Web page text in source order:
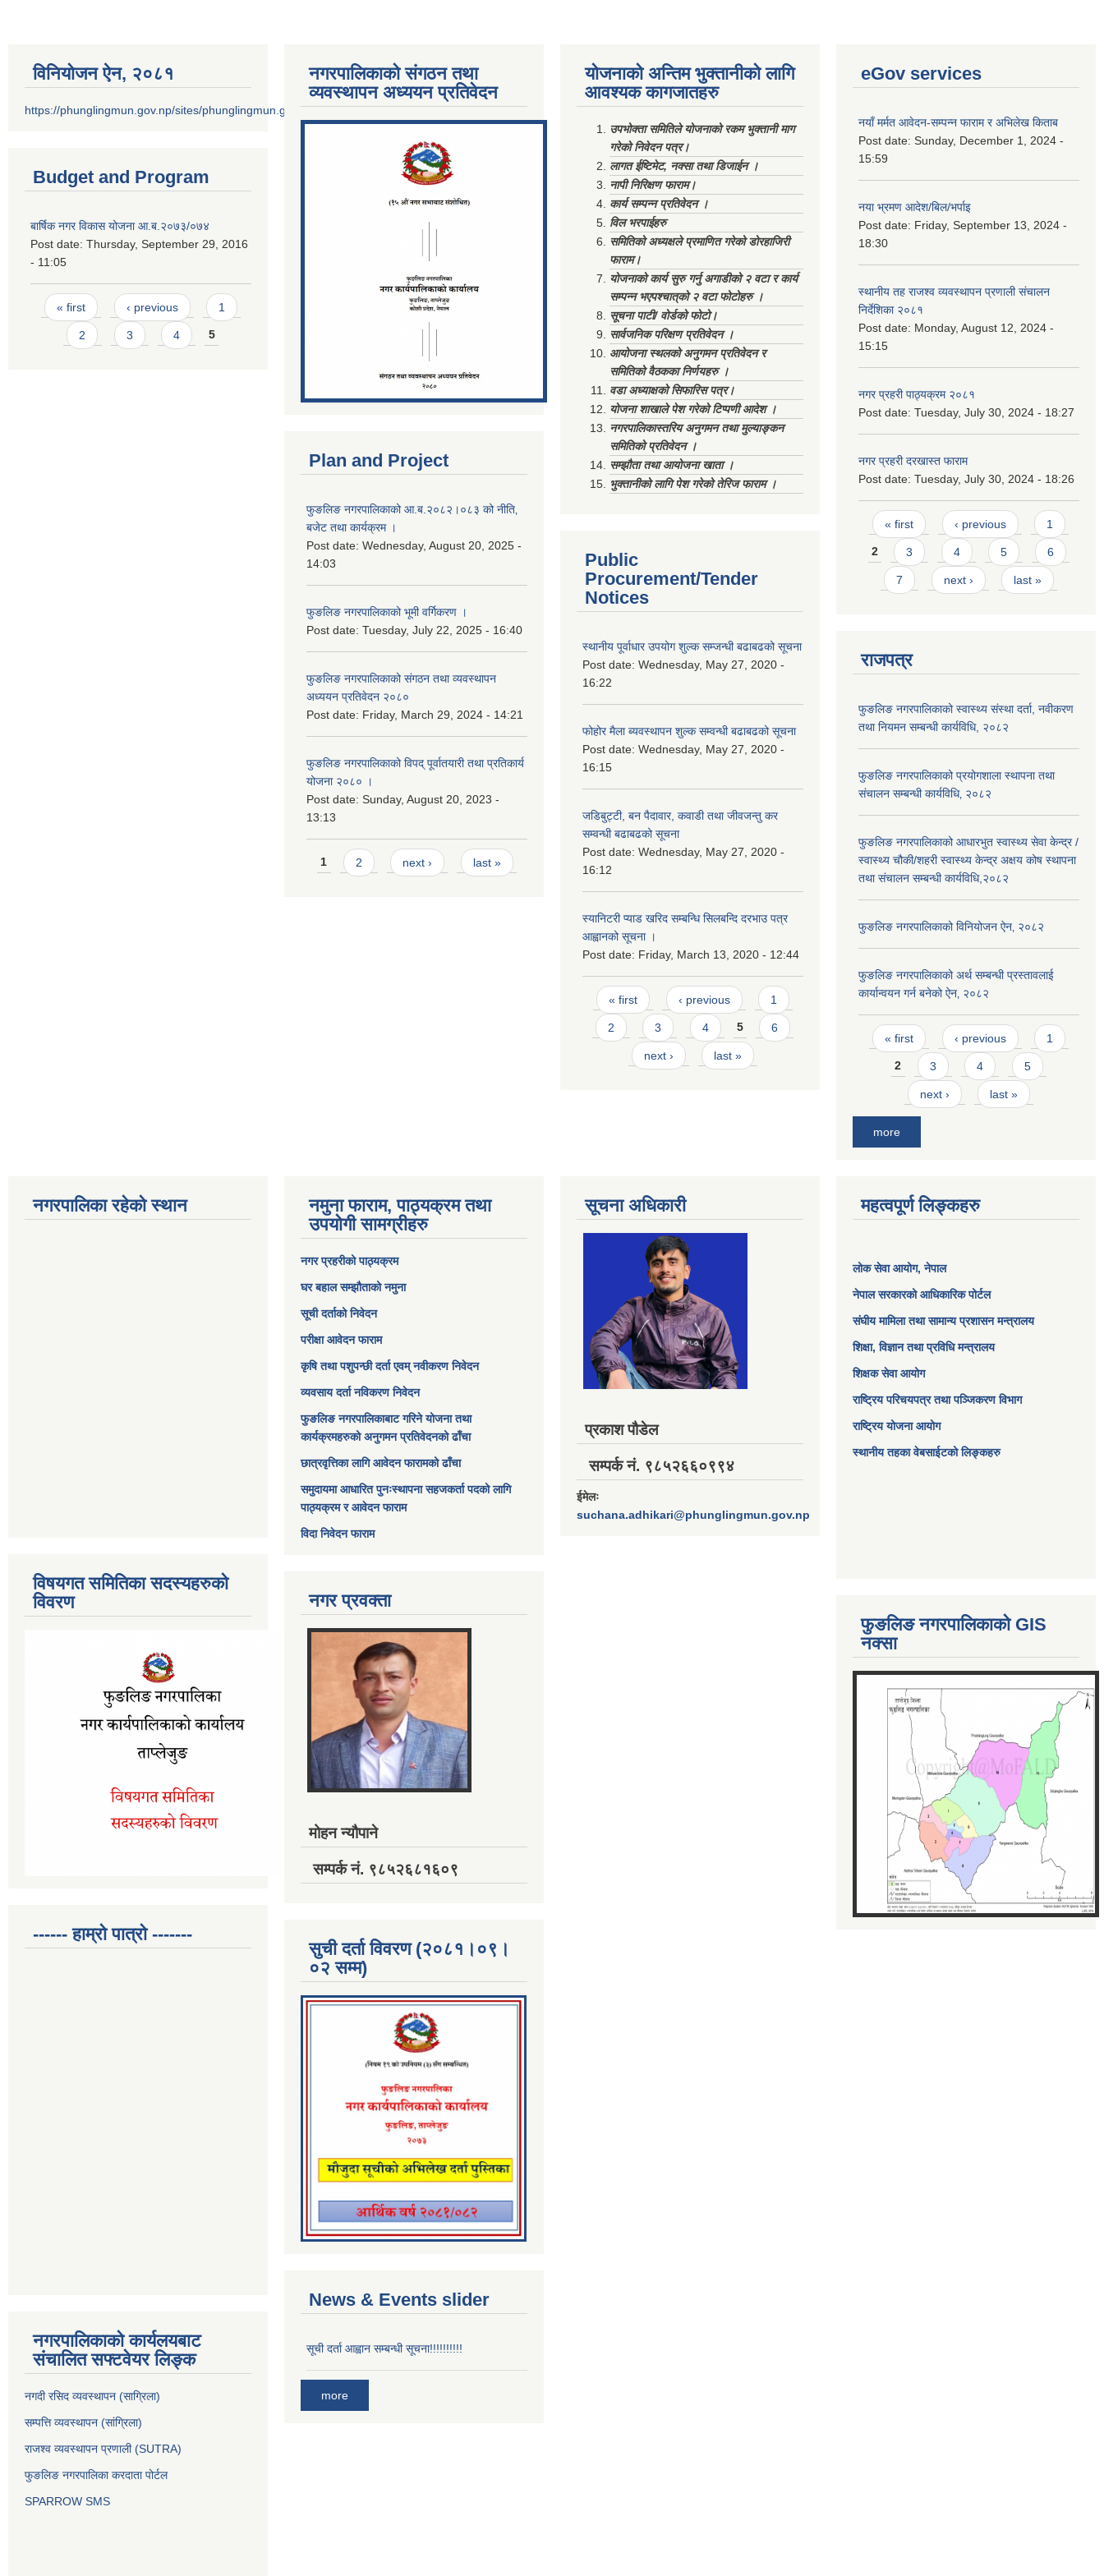
विनियोजन ऐन‚ २०८१
https://phunglingmun.gov.np/sites/phunglingmun.gov.np/files/documents/Al...
Budget and Program
बार्षिक नगर विकास योजना आ.ब.२०७३/०७४
Post date: Thursday, September 29, 2016
- 11:05
Pages
« first ‹ previous 1
2 3 4 5
नगरपालिकाको संगठन तथा
व्यवस्थापन अध्ययन प्रतिवेदन
Plan and Project
फुङलिङ नगरपालिकाको आ.ब.२०८२।०८३ को नीति‚
बजेट तथा कार्यक्रम ।
Post date: Wednesday, August 20, 2025 -
14:03
फुङलिङ नगरपालिकाको भूमी वर्गिकरण ।
Post date: Tuesday, July 22, 2025 - 16:40
फुङलिङ नगरपालिकाको संगठन तथा व्यवस्थापन
अध्ययन प्रतिवेदन २०८०
Post date: Friday, March 29, 2024 - 14:21
फुङलिङ नगरपालिकाको विपद् पूर्वातयारी तथा प्रतिकार्य
योजना २०८० ।
Post date: Sunday, August 20, 2023 -
13:13
Pages
1 2 next › last »
योजनाको अन्तिम भुक्तानीको लागि
आवश्यक कागजातहरु
उपभोक्ता समितिले योजनाको रकम भुक्तानी माग
गरेको निवेदन पत्र।
लागत ईष्टिमेट, नक्सा तथा डिजाईन ।
नापी निरिक्षण फाराम।
कार्य सम्पन्न प्रतिवेदन ।
विल भरपाईहरु
समितिको अध्यक्षले प्रमाणित गरेको डोरहाजिरी
फाराम।
योजनाको कार्य सुरु गर्नु अगाडीको २ वटा र कार्य
सम्पन्न भएपश्चात्‌को २ वटा फोटोहरु ।
सूचना पाटी/ वोर्डको फोटो।
सार्वजनिक परिक्षण प्रतिवेदन ।
आयोजना स्थलको अनुगमन प्रतिवेदन र
समितिको वैठकका निर्णयहरु ।
वडा अध्याक्षको सिफारिस पत्र।
योजना शाखाले पेश गरेको टिप्पणी आदेश ।
नगरपालिकास्तरिय अनुगमन तथा मुल्याङ्कन
समितिको प्रतिवेदन ।
सम्झौता तथा आयोजना खाता ।
भुक्तानीको लागि पेश गरेको तेरिज फाराम ।
Public
Procurement/Tender
Notices
स्थानीय पूर्वाधार उपयोग शुल्क सम्जन्धी बढाबढको सूचना
Post date: Wednesday, May 27, 2020 -
16:22
फोहोर मैला ब्यवस्थापन शुल्क सम्वन्धी बढाबढको सूचना
Post date: Wednesday, May 27, 2020 -
16:15
जडिबुट्टी, बन पैदावार, कवाडी तथा जीवजन्तु कर
सम्वन्धी बढाबढको सूचना
Post date: Wednesday, May 27, 2020 -
16:12
स्यानिटरी प्याड खरिद सम्बन्धि सिलबन्दि दरभाउ पत्र
आह्वानको सूचना ।
Post date: Friday, March 13, 2020 - 12:44
Pages
« first ‹ previous 1
2 3 4 5 6
next › last »
eGov services
नयाँ मर्मत आवेदन-सम्पन्न फाराम र अभिलेख किताब
Post date: Sunday, December 1, 2024 -
15:59
नया भ्रमण आदेश/बिल/भर्पाइ
Post date: Friday, September 13, 2024 -
18:30
स्थानीय तह राजश्व व्यवस्थापन प्रणाली संचालन
निर्देशिका २०८१
Post date: Monday, August 12, 2024 -
15:15
नगर प्रहरी पाठ्यक्रम २०८१
Post date: Tuesday, July 30, 2024 - 18:27
नगर प्रहरी दरखास्त फाराम
Post date: Tuesday, July 30, 2024 - 18:26
Pages
« first ‹ previous 1
2 3 4 5 6
7 next › last »
राजपत्र
फुङलिङ नगरपालिकाको स्वास्थ्य संस्था दर्ता, नवीकरण
तथा नियमन सम्बन्धी कार्यविधि, २०८२
फुङलिङ नगरपालिकाको प्रयोगशाला स्थापना तथा
संचालन सम्बन्धी कार्यविधि‚ २०८२
फुङलिङ नगरपालिकाको आधारभुत स्वास्थ्य सेवा केन्द्र /
स्वास्थ्य चौकी/शहरी स्वास्थ्य केन्द्र अक्षय कोष स्थापना
तथा संचालन सम्बन्धी कार्यविधि,२०८२
फुङलिङ नगरपालिकाको विनियोजन ऐन‚ २०८२
फुङलिङ नगरपालिकाको अर्थ सम्बन्धी प्रस्तावलाई
कार्यान्वयन गर्न बनेको ऐन‚ २०८२
Pages
« first ‹ previous 1
2 3 4 5
next › last »
more
नगरपालिका रहेको स्थान
विषयगत समितिका सदस्यहरुको
विवरण
------ हाम्रो पात्रो -------
नगरपालिकाको कार्यलयबाट
संचालित सफ्टवेयर लिङ्क
नगदी रसिद व्यवस्थापन (साग्रिला)
सम्पत्ति व्यवस्थापन (सांग्रिला)
राजश्व व्यवस्थापन प्रणाली (SUTRA)
फुङलिङ नगरपालिका करदाता पोर्टल
SPARROW SMS
नमुना फाराम, पाठ्यक्रम तथा
उपयोगी सामग्रीहरु
नगर प्रहरीको पाठ्यक्रम
घर बहाल सम्झौताको नमुना
सूची दर्ताको निवेदन
परीक्षा आवेदन फाराम
कृषि तथा पशुपन्छी दर्ता एवम् नवीकरण निवेदन
व्यवसाय दर्ता नविकरण निवेदन
फुङलिङ नगरपालिकाबाट गरिने योजना तथा
कार्यक्रमहरुको अनुगमन प्रतिवेदनको ढाँचा
छात्रवृत्तिका लागि आवेदन फारामको ढाँचा
समुदायमा आधारित पुनःस्थापना सहजकर्ता पदको लागि
पाठ्यक्रम र आवेदन फाराम
विदा निवेदन फाराम
नगर प्रवक्ता
मोहन न्यौपाने
सम्पर्क नं. ९८५२६८१६०९
सुची दर्ता विवरण (२०८१।०९।
०२ सम्म)
News & Events slider
सूची दर्ता आह्वान सम्बन्धी सूचना!!!!!!!!!!
more
सूचना अधिकारी
प्रकाश पौडेल
सम्पर्क नं. ९८५२६६०९९४
ईमेलः
suchana.adhikari@phunglingmun.gov.np
महत्वपूर्ण लिङ्कहरु
लोक सेवा आयोग, नेपाल
नेपाल सरकारको आधिकारिक पोर्टल
संघीय मामिला तथा सामान्य प्रशासन मन्त्रालय
शिक्षा, विज्ञान तथा प्रविधि मन्त्रालय
शिक्षक सेवा आयोग
राष्ट्रिय परिचयपत्र तथा पञ्जिकरण विभाग
राष्ट्रिय योजना आयोग
स्थानीय तहका वेबसाईटको लिङ्कहरु
फुङलिङ नगरपालिकाको GIS
नक्सा